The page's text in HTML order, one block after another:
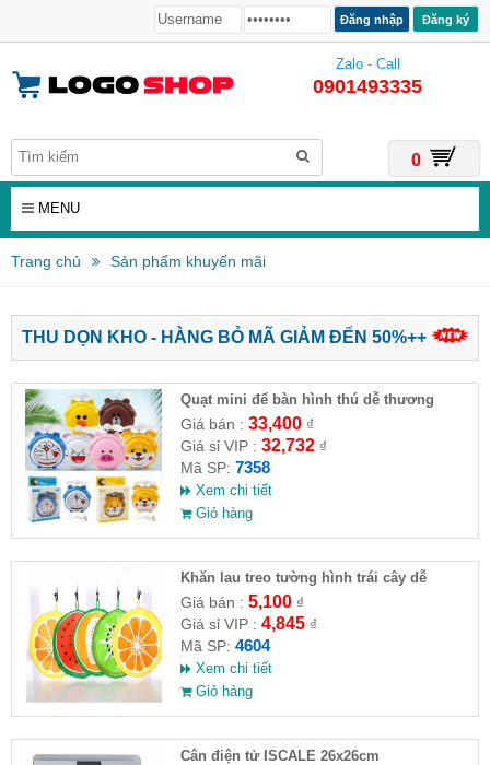
Đăng ký
Zalo - Call
0901493335
0
MENU
Trang chủ Sản phẩm khuyến mãi
THU DỌN KHO - HÀNG BỎ MÃ GIẢM ĐẾN 50%++
Quạt mini để bàn hình thú dễ thương
Giá bán : 33,400₫
Giá sỉ VIP : 32,732₫
Mã SP: 7358
Xem chi tiết
Giỏ hàng
Khăn lau treo tường hình trái cây dễ
thương
Giá bán : 5,100₫
Giá sỉ VIP : 4,845₫
Mã SP: 4604
Xem chi tiết
Giỏ hàng
Cân điện tử ISCALE 26x26cm